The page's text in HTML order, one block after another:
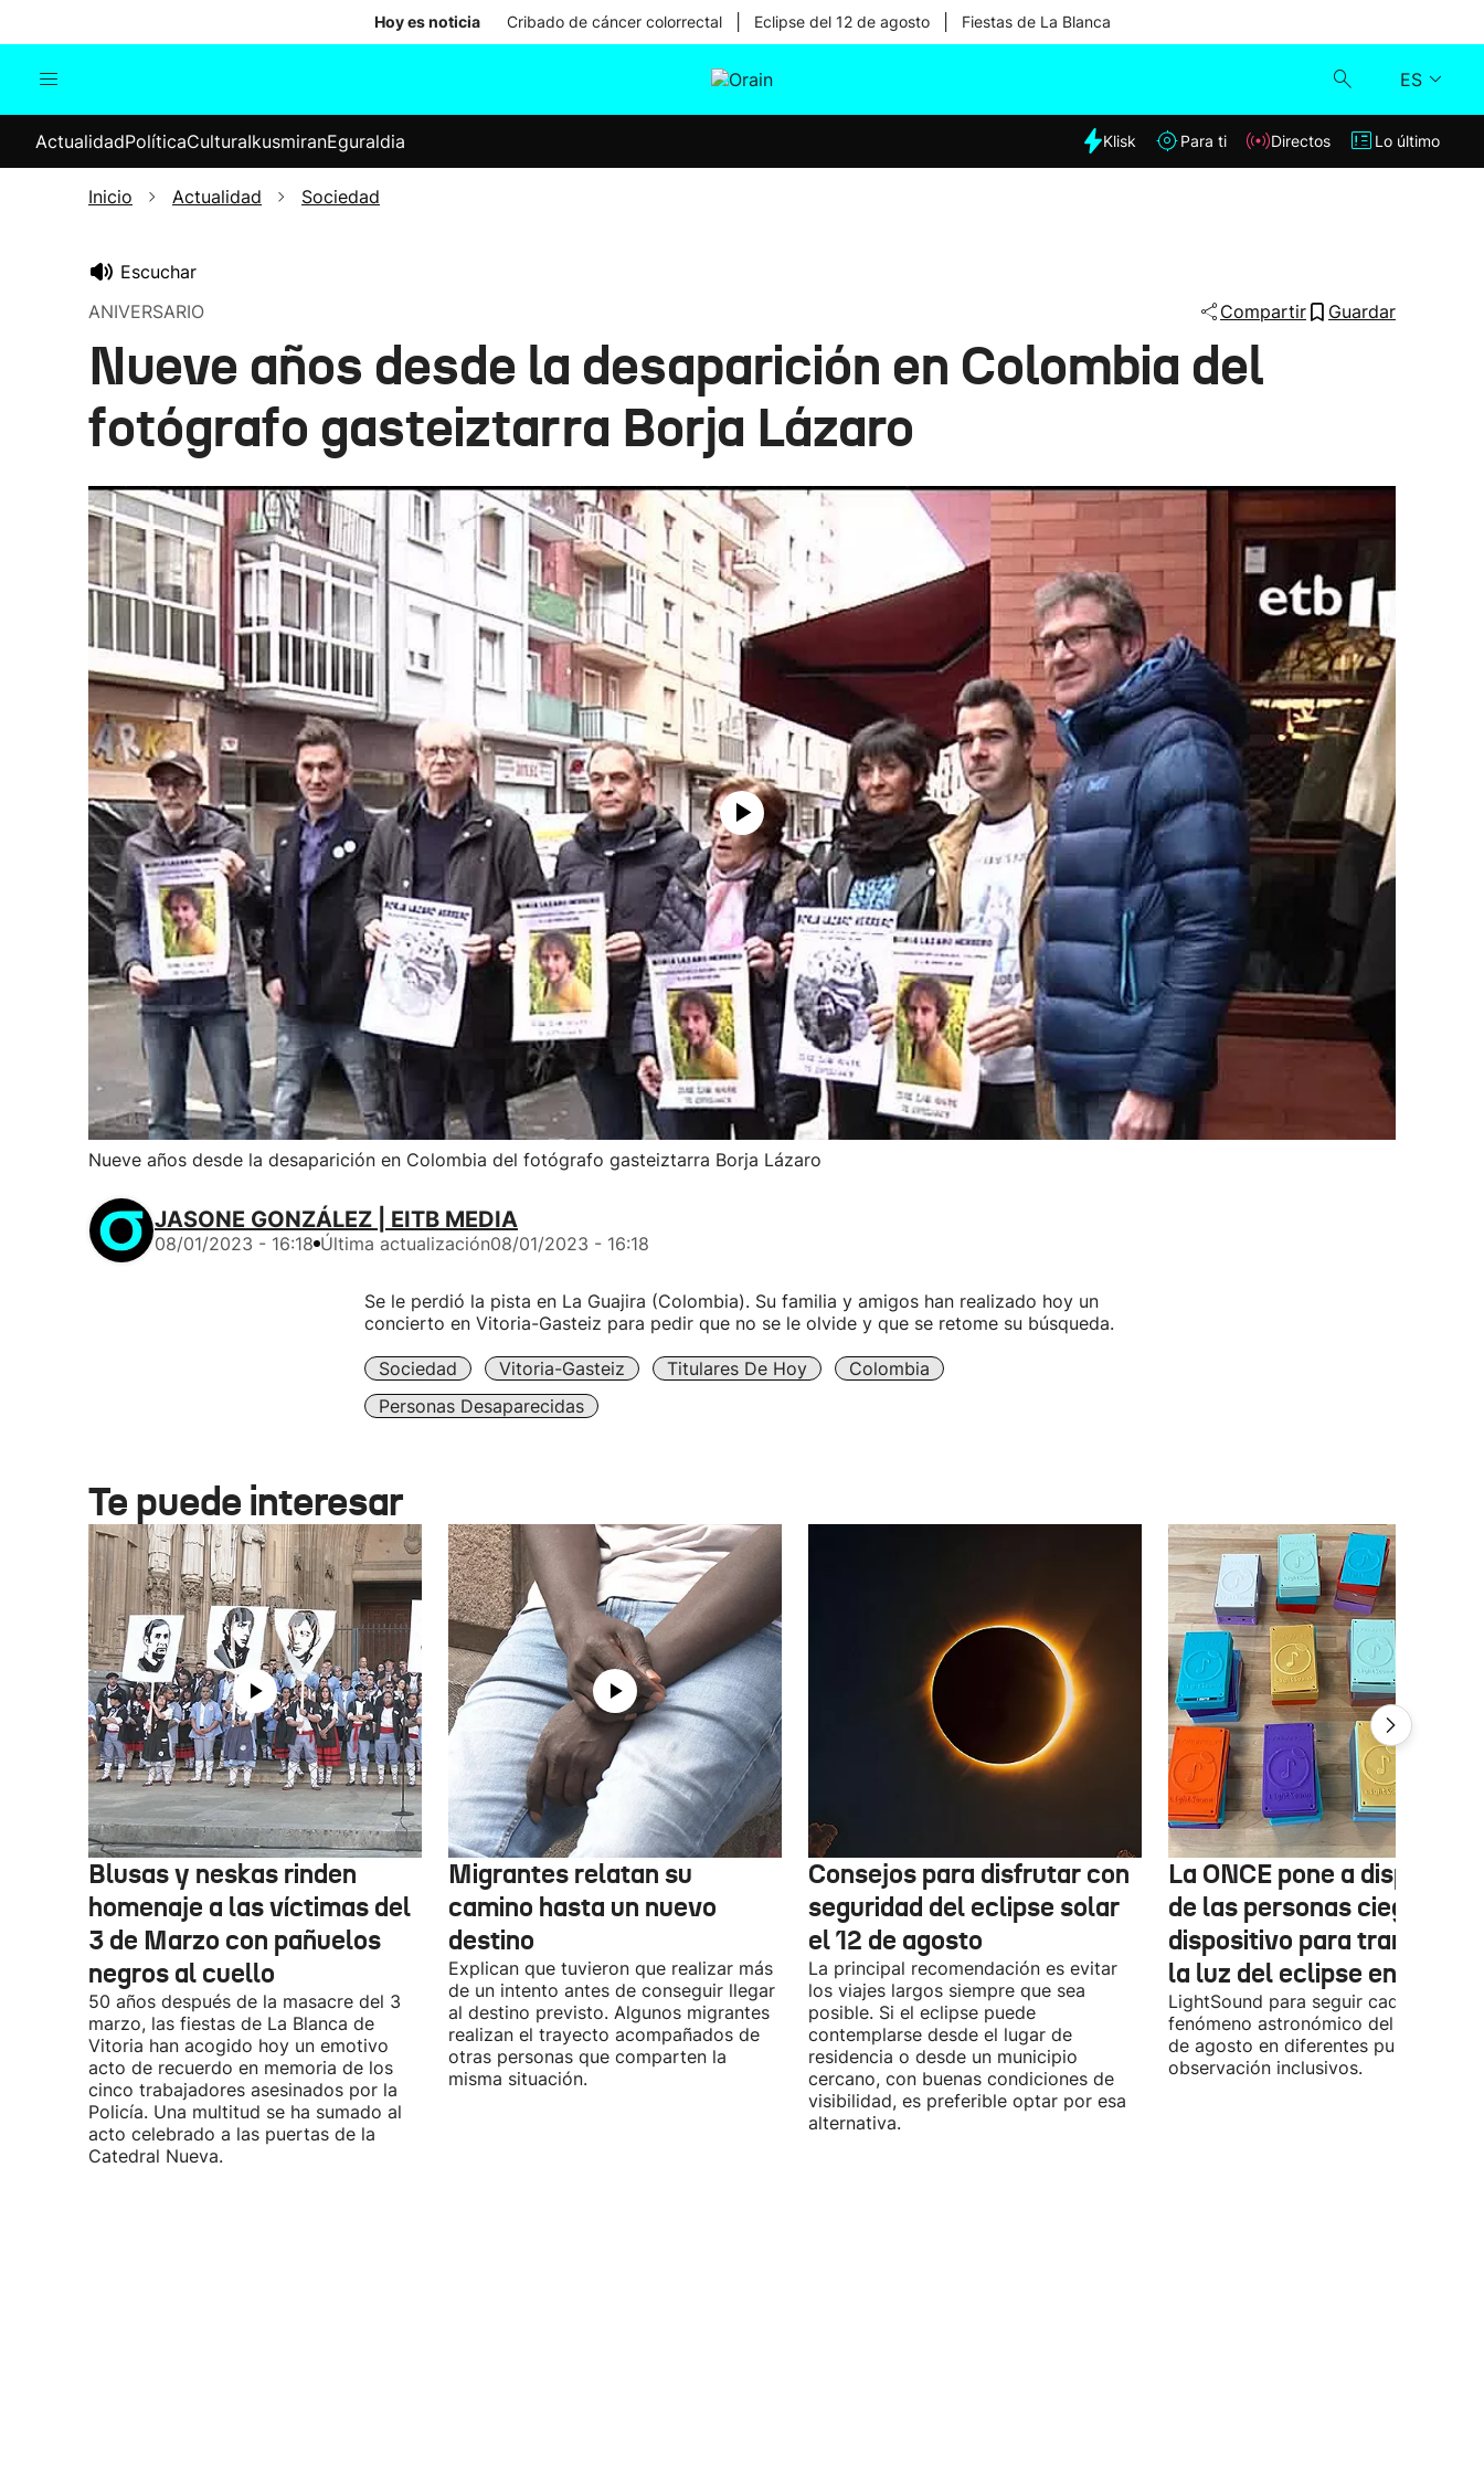
Hoy es noticia Cribado de cáncer colorrectal Eclipse del 12 de agosto Fiestas de La Blanca
ES
Internacional
Elecciones
Klisk
ActualidadPolíticaCulturaIkusmiranEguraldia Klisk Para ti Directos Lo último
Inicio Actualidad Sociedad
Escuchar
ANIVERSARIO
Compartir Guardar
Nueve años desde la desaparición en Colombia del
fotógrafo gasteiztarra Borja Lázaro
Nueve años desde la desaparición en Colombia del fotógrafo gasteiztarra Borja Lázaro
JASONE GONZÁLEZ | EITB MEDIA
08/01/2023 - 16:18 Última actualización08/01/2023 - 16:18
Se le perdió la pista en La Guajira (Colombia). Su familia y amigos han realizado hoy un
concierto en Vitoria-Gasteiz para pedir que no se le olvide y que se retome su búsqueda.
Sociedad Vitoria-Gasteiz Titulares De Hoy
Colombia
Personas Desaparecidas
Te puede interesar
Blusas y neskas rinden
homenaje a las víctimas del
3 de Marzo con pañuelos
negros al cuello
50 años después de la masacre del 3
marzo, las fiestas de La Blanca de
Vitoria han acogido hoy un emotivo
acto de recuerdo en memoria de los
cinco trabajadores asesinados por la
Policía. Una multitud se ha sumado al
acto celebrado a las puertas de la
Catedral Nueva.
Migrantes relatan su
camino hasta un nuevo
destino
Explican que tuvieron que realizar más
de un intento antes de conseguir llegar
al destino previsto. Algunos migrantes
realizan el trayecto acompañados de
otras personas que comparten la
misma situación.
Consejos para disfrutar con
seguridad del eclipse solar
el 12 de agosto
La principal recomendación es evitar
los viajes largos siempre que sea
posible. Si el eclipse puede
contemplarse desde el lugar de
residencia o desde un municipio
cercano, con buenas condiciones de
visibilidad, es preferible optar por esa
alternativa.
La ONCE pone a
de las personas ciegas un
dispositivo para
la luz del eclipse en
LightSound para seguir cada fase del
fenómeno astronómico del próximo
de agosto en diferentes puntos de
observación inclusivos.